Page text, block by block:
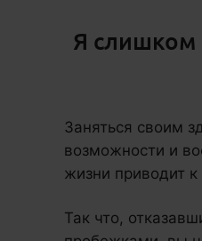
Я слишком
Заняться своим
возможности и
жизни приводит
Так что,